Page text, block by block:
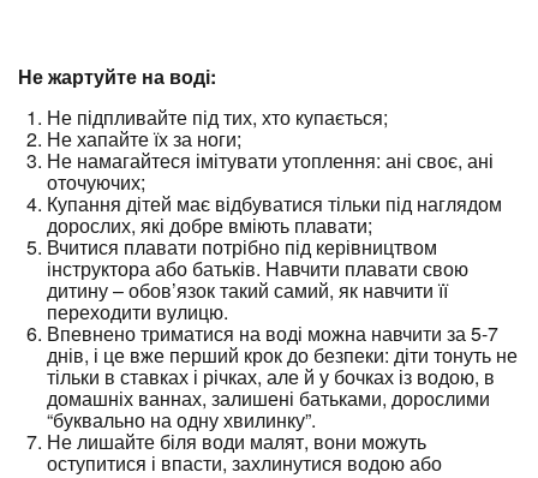
Не жартуйте на воді:
Не підпливайте під тих, хто купається;
Не хапайте їх за ноги;
Не намагайтеся імітувати утоплення: ані своє, ані
оточуючих;
Купання дітей має відбуватися тільки під наглядом
дорослих, які добре вміють плавати;
Вчитися плавати потрібно під керівництвом
інструктора або батьків. Навчити плавати свою
дитину – обов’язок такий самий, як навчити її
переходити вулицю.
Впевнено триматися на воді можна навчити за 5-7
днів, і це вже перший крок до безпеки: діти тонуть не
тільки в ставках і річках, але й у бочках із водою, в
домашніх ваннах, залишені батьками, дорослими
“буквально на одну хвилинку”.
Не лишайте біля води малят, вони можуть
оступитися і впасти, захлинутися водою або